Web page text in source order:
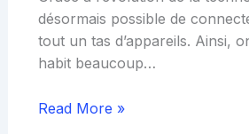
désormais possible de
tout un tas d’appareils. Ainsi,
habit beaucoup…
Read More »